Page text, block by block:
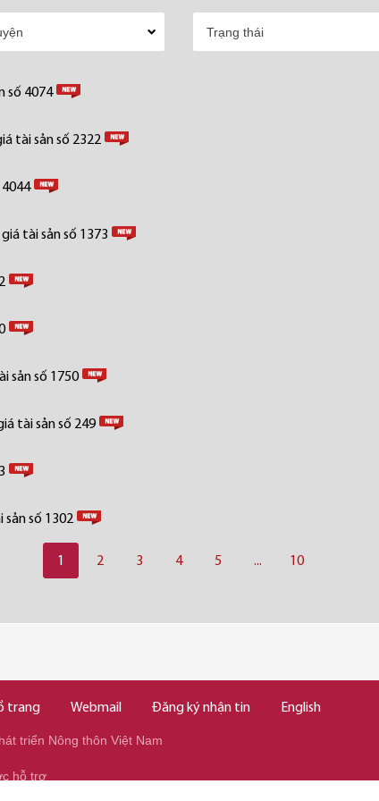
số 4074
tài sản số 2322
tài sản số 1373
sản số 1750
tài sản số 249
số 1302
1 2 3 4 5 ... 10
trang Webmail Đăng ký nhận tin English
triển Nông thôn Việt Nam
hỗ trợ